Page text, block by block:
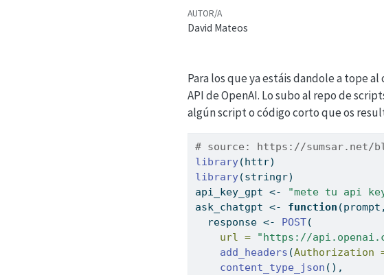
AUTOR/A
David Mateos
Para los que ya estáis dandole a tope
API de OpenAI. Lo subo al repo de
algún script o código corto que os
# source: https://sumsar.net/
library(httr)
library(stringr)
api_key_gpt <-
"mete tu api
ask_chatgpt <- function
  response
<- POST(
url =
"https://
add_headers (Authorization
content_type_json (),